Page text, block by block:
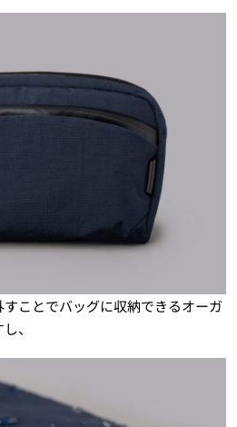
ことでバッグに収納できるオーガ
、